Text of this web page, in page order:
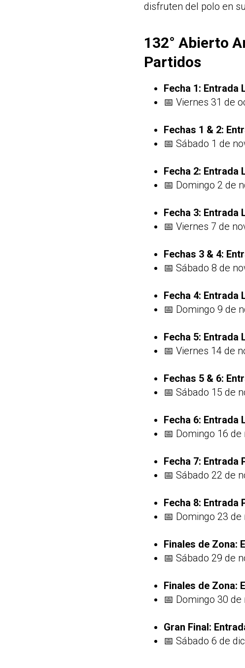
disfruten del polo en
132° Abierto
Partidos
Fecha 1: Entrada
📅 Viernes 31 de
Fechas 1 & 2:
📅 Sábado 1 de
Fecha 2: Entrada
📅 Domingo 2 de
Fecha 3: Entrada
📅 Viernes 7 de
Fechas 3 & 4:
📅 Sábado 8 de
Fecha 4: Entrada
📅 Domingo 9 de
Fecha 5: Entrada
📅 Viernes 14 de
Fechas 5 & 6:
📅 Sábado 15 de
Fecha 6: Entrada
📅 Domingo 16 de
Fecha 7: Entrada
📅 Sábado 22 de
Fecha 8: Entrada
📅 Domingo 23 de
Finales de Zona:
📅 Sábado 29 de
Finales de Zona:
📅 Domingo 30 de
Gran Final:
📅 Sábado 6 de